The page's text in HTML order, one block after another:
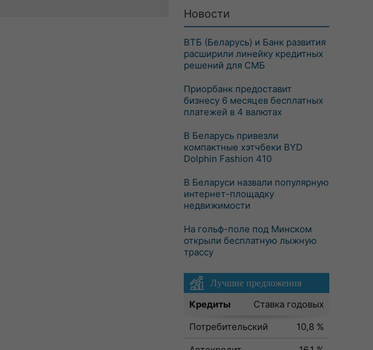
Новости
ВТБ (Беларусь) и Банк развития
расширили линейку кредитных
решений для СМБ
Приорбанк предоставит
бизнесу 6 месяцев бесплатных
платежей в 4 валютах
В Беларусь привезли
компактные хэтчбеки BYD
Dolphin Fashion 410
В Беларуси назвали популярную
интернет-площадку
недвижимости
На гольф-поле под Минском
открыли бесплатную лыжную
трассу
Лучшие предложения
Кредиты
Ставка годовых
Потребительский
10,8 %